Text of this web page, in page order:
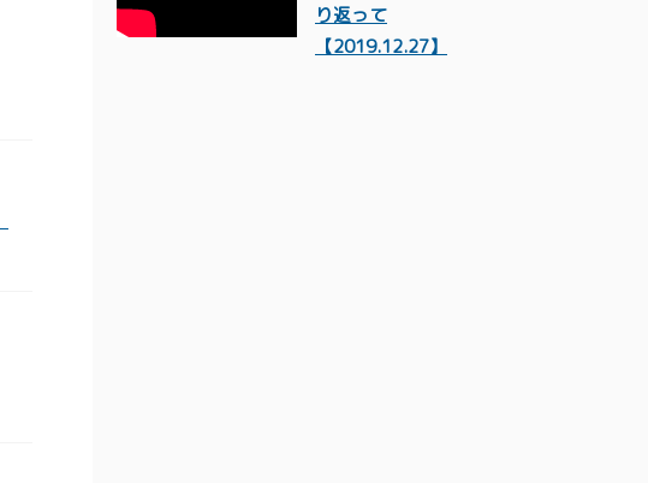
り返って
【2019.12.27】